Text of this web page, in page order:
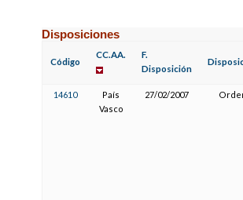
Disposiciones
Código
CC.AA.
F.
Disposición
14610
País
Vasco
27/02/2007